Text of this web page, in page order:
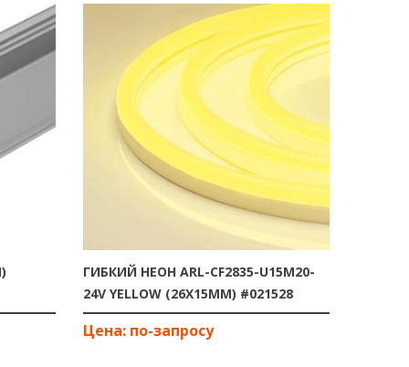
ГИБКИЙ НЕОН ARL-CF2835-U15M20-
24V YELLOW (26X15MM) #021528